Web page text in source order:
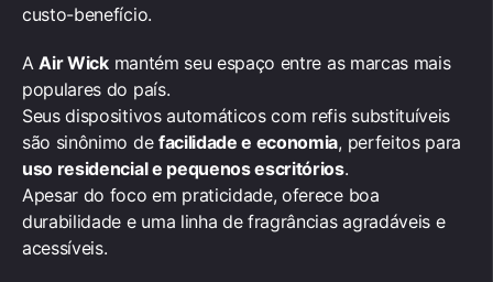
custo-benefício.
AAir Wickmantém seu espaço entre as marcas mais
populares do país.
Seus dispositivos automáticos com refis substituíveis
são sinônimo de facilidade e economia, perfeitos para
uso residencial e pequenos escritórios.
Apesar do foco em praticidade, oferece boa
durabilidade e uma linha de fragrâncias agradáveis e
acessíveis.